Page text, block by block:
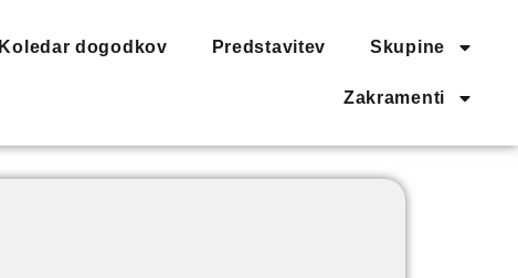
Koledar dogodkov Predstavitev Skupine
Zakramenti